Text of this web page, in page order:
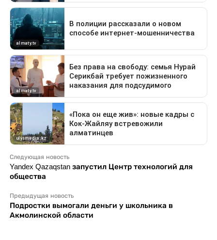
Следующая новость
Yandex Qazaqstan запустил Центр технологий для
общества
Предыдущая новость
Подростки вымогали деньги у школьника в
Акмолинской области